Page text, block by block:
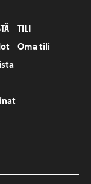
TILI
Oma tili